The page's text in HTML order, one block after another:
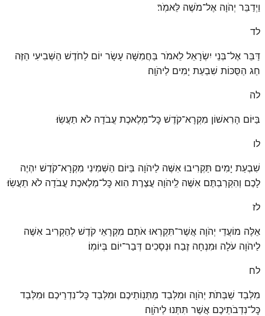
וַיְדַבֵּר יְהֹוָה אֶל־מֹשֶׁה לֵּאמֹֽר׃
לד
דַּבֵּר אֶל־בְּנֵי יִשְׂרָאֵל לֵאמֹר בַּחֲמִשָּׁה עָשָׂר יוֹם לַחֹדֶשׁ הַשְּׁבִיעִי הַזֶּה
חַג הַסֻּכּוֹת שִׁבְעַת יָמִים לַיהֹוָֽה׃
לה
בַּיּוֹם הָרִאשׁוֹן מִקְרָא־קֹדֶשׁ כׇּל־מְלֶאכֶת עֲבֹדָה לֹא תַעֲשֽׂוּ׃
לו
שִׁבְעַת יָמִים תַּקְרִיבוּ אִשֶּׁה לַיהֹוָה בַּיּוֹם הַשְּׁמִינִי מִקְרָא־קֹדֶשׁ יִהְיֶה
לָכֶם וְהִקְרַבְתֶּם אִשֶּׁה לַֽיהֹוָה עֲצֶרֶת הִוא כׇּל־מְלֶאכֶת עֲבֹדָה לֹא תַעֲשֽׂוּ׃
לז
אֵלֶּה מוֹעֲדֵי יְהֹוָה אֲשֶׁר־תִּקְרְאוּ אֹתָם מִקְרָאֵי קֹדֶשׁ לְהַקְרִיב אִשֶּׁה
לַיהֹוָה עֹלָה וּמִנְחָה זֶבַח וּנְסָכִים דְּבַר־יוֹם בְּיוֹמֽוֹ׃
לח
מִלְּבַד שַׁבְּתֹת יְהֹוָה וּמִלְּבַד מַתְּנֽוֹתֵיכֶם וּמִלְּבַד כׇּל־נִדְרֵיכֶם וּמִלְּבַד
כׇּל־נִדְבֹתֵיכֶם אֲשֶׁר תִּתְּנוּ לַיהֹוָֽה׃